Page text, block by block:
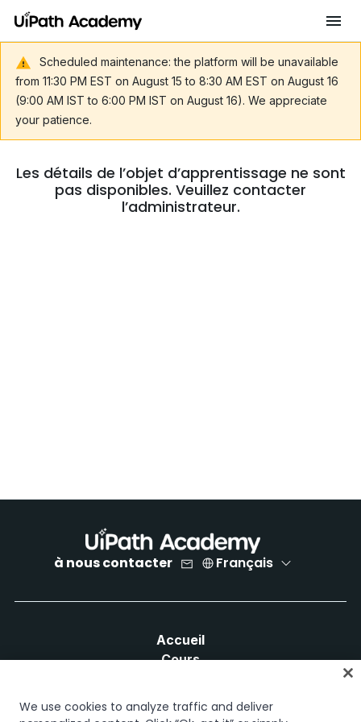
Scheduled maintenance: the platform will be unavailable
from 11:30 PM EST on August 15 to 8:30 AM EST on August 16
(9:00 AM IST to 6:00 PM IST on August 16). We appreciate
your patience.
Les détails de l’objet d’apprentissage ne sont
pas disponibles. Veuillez contacter
l’administrateur.
à nous contacter Français
Accueil
Cours
Parcours professionnels
Certifications
We use cookies to analyze traffic and deliver